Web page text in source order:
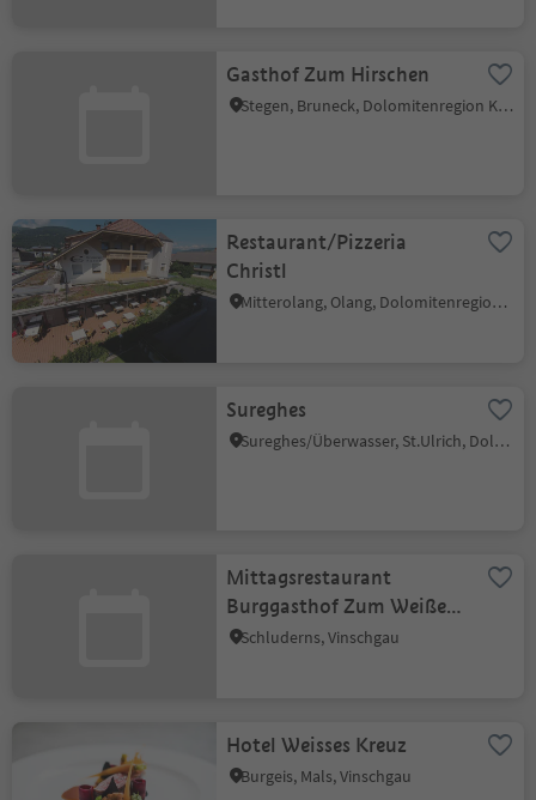
Gasthof Zum Hirschen
Stegen, Bruneck, Dolomitenregion Kronplatz
Restaurant/Pizzeria
Christl
Mitterolang, Olang, Dolomitenregion Kronplatz
Sureghes
Sureghes/Überwasser, St.Ulrich, Dolomitenregion Gröden
Mittagsrestaurant
Burggasthof Zum Weißen
Rössl
Schluderns, Vinschgau
Hotel Weisses Kreuz
Burgeis, Mals, Vinschgau